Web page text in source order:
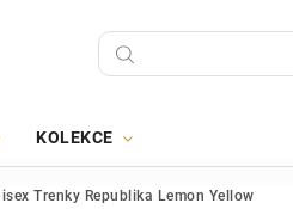
KOLEKCE
Trenky Republika Lemon Yellow